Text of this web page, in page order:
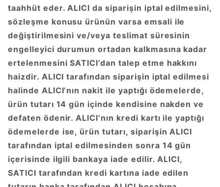
taahhüt eder. ALICI da siparişin iptal edilmesini,
sözleşme konusu ürünün varsa emsali ile
değiştirilmesini ve/veya teslimat süresinin
engelleyici durumun ortadan kalkmasına kadar
ertelenmesini SATICI’dan talep etme hakkını
haizdir. ALICI tarafından siparişin iptal edilmesi
halinde ALICI’nın nakit ile yaptığı ödemelerde,
ürün tutarı 14 gün içinde kendisine nakden ve
defaten ödenir. ALICI’nın kredi kartı ile yaptığı
ödemelerde ise, ürün tutarı, siparişin ALICI
tarafından iptal edilmesinden sonra 14 gün
içerisinde ilgili bankaya iade edilir. ALICI,
SATICI tarafından kredi kartına iade edilen